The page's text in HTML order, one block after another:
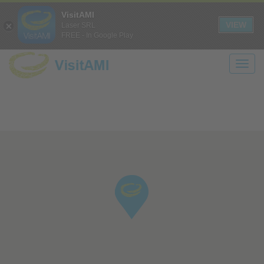
A-
TESTO
VisitAMI
Laser SRL
FREE - In Google Play